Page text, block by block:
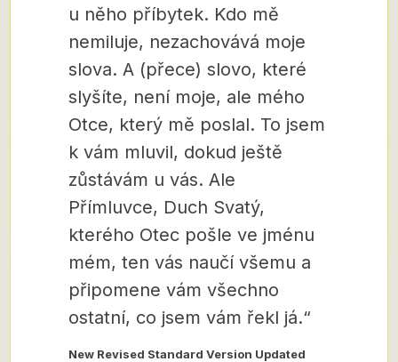
u něho příbytek. Kdo mě
nemiluje, nezachovává moje
slova. A (přece) slovo, které
slyšíte, není moje, ale mého
Otce, který mě poslal. To jsem
k vám mluvil, dokud ještě
zůstávám u vás. Ale
Přímluvce, Duch Svatý,
kterého Otec pošle ve jménu
mém, ten vás naučí všemu a
připomene vám všechno
ostatní, co jsem vám řekl já.“
New Revised Standard Version Updated